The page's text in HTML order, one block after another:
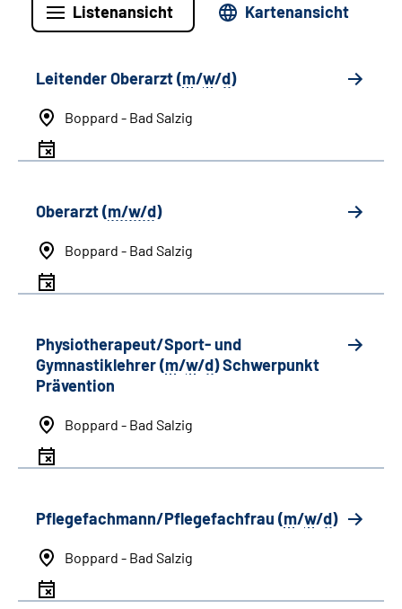
Listenansicht Kartenansicht
Leitender Oberarzt (m/w/d)
Boppard - Bad Salzig
Oberarzt (m/w/d)
Boppard - Bad Salzig
Physiotherapeut/Sport- und
Gymnastiklehrer (m/w/d) Schwerpunkt
Prävention
Boppard - Bad Salzig
Pflegefachmann/Pflegefachfrau (m/w/d)
Boppard - Bad Salzig